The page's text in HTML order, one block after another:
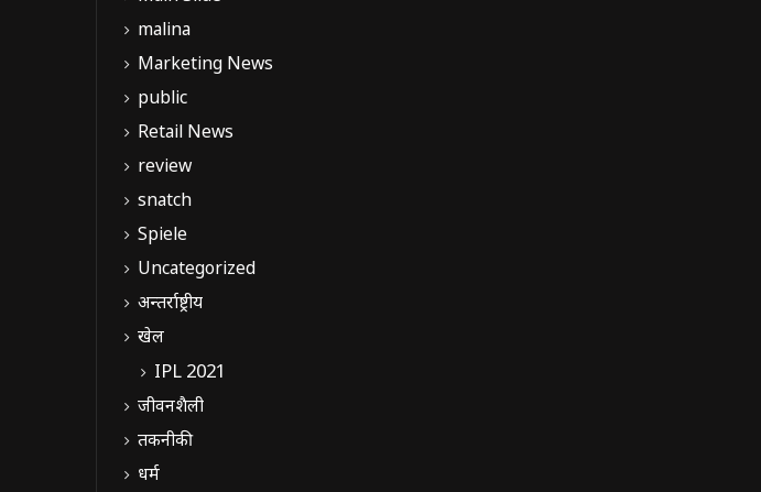
malina
Marketing News
public
Retail News
review
snatch
Spiele
Uncategorized
अन्तर्राष्ट्रीय
खेल
IPL 2021
जीवनशैली
तकनीकी
धर्म